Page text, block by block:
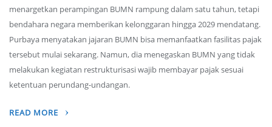
menargetkan perampingan BUMN rampung dalam satu tahun, tetapi
bendahara negara memberikan kelonggaran hingga 2029 mendatang.
Purbaya menyatakan jajaran BUMN bisa memanfaatkan fasilitas pajak
tersebut mulai sekarang. Namun, dia menegaskan BUMN yang tidak
melakukan kegiatan restrukturisasi wajib membayar pajak sesuai
ketentuan perundang-undangan.
READ MORE